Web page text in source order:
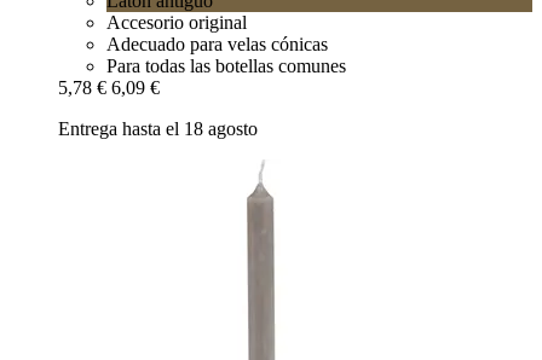
Accesorio original
Adecuado para velas cónicas
Para todas las botellas comunes
5,78 € 6,09 €
Entrega hasta el 18 agosto